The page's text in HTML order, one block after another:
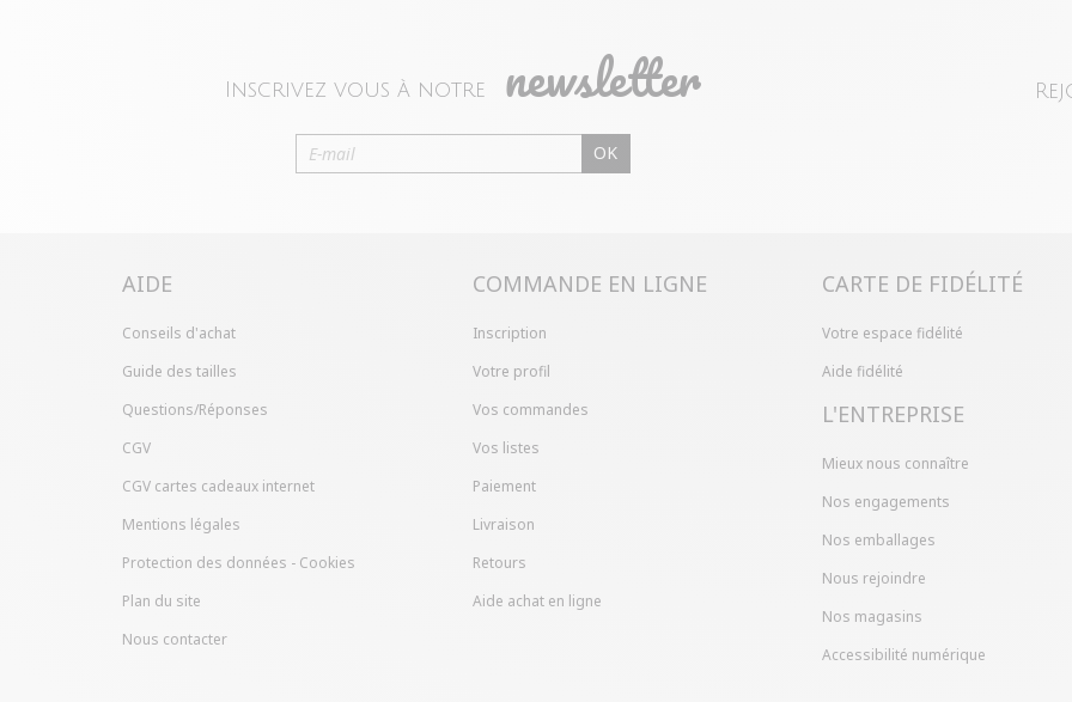
Vous avez
magasin ou
livraison/
"Mes
Inscrivez vous à notre newsletter
OK
AIDE
Conseils d'achat
Guide des tailles
Questions/Réponses
CGV
CGV cartes cadeaux internet
Mentions légales
Protection des données - Cookies
Plan du site
Nous contacter
COMMANDE EN LIGNE
Inscription
Votre profil
Vos commandes
Vos listes
Paiement
Livraison
Retours
Aide achat en ligne
CARTE DE FIDÉLITÉ
Votre espace fidélité
Aide fidélité
L'ENTREPRISE
Mieux nous connaître
Nos engagements
Nos emballages
Nous rejoindre
Nos magasins
Accessibilité numérique